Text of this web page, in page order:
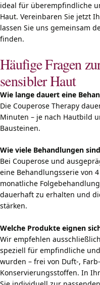
ideal für überempfindliche
Haut. Vereinbaren Sie jetzt
lassen Sie uns gemeinsam
finden.
Häufige Fragen
sensibler Haut
Wie lange dauert eine
Die Couperose Therapy
Minuten – je nach Hautbild
Bausteinen.
Wie viele Behandlungen
Bei Couperose und
eine Behandlungsserie von
monatliche
dauerhaft zu erhalten und
stärken.
Welche Produkte eignen
Wir empfehlen
speziell für empfindliche
wurden – frei von Duft-,
Konservierungsstoffen. In